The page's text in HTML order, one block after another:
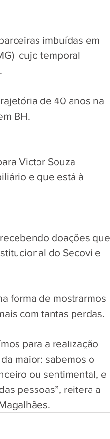
imbuídas em
cujo temporal
de 40 anos na
BH.
Victor Souza
e que está à
doações que
do Secovi e
forma de mostrarmos
com tantas perdas.
para a realização
maior: sabemos o
ou sentimental, e
pessoas”, reitera a